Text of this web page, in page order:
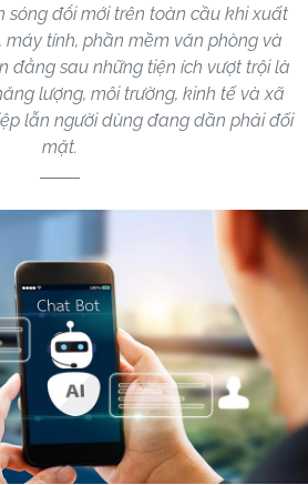
sóng đổi mới trên toàn cầu khi xuất
máy tính, phần mềm văn phòng và
đằng sau những tiện ích vượt trội là
lượng, môi trường, kinh tế và xã
lẫn người dùng đang dần phải đối
mặt.